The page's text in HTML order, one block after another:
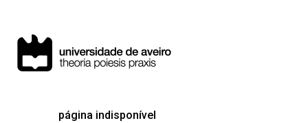
página indisponível